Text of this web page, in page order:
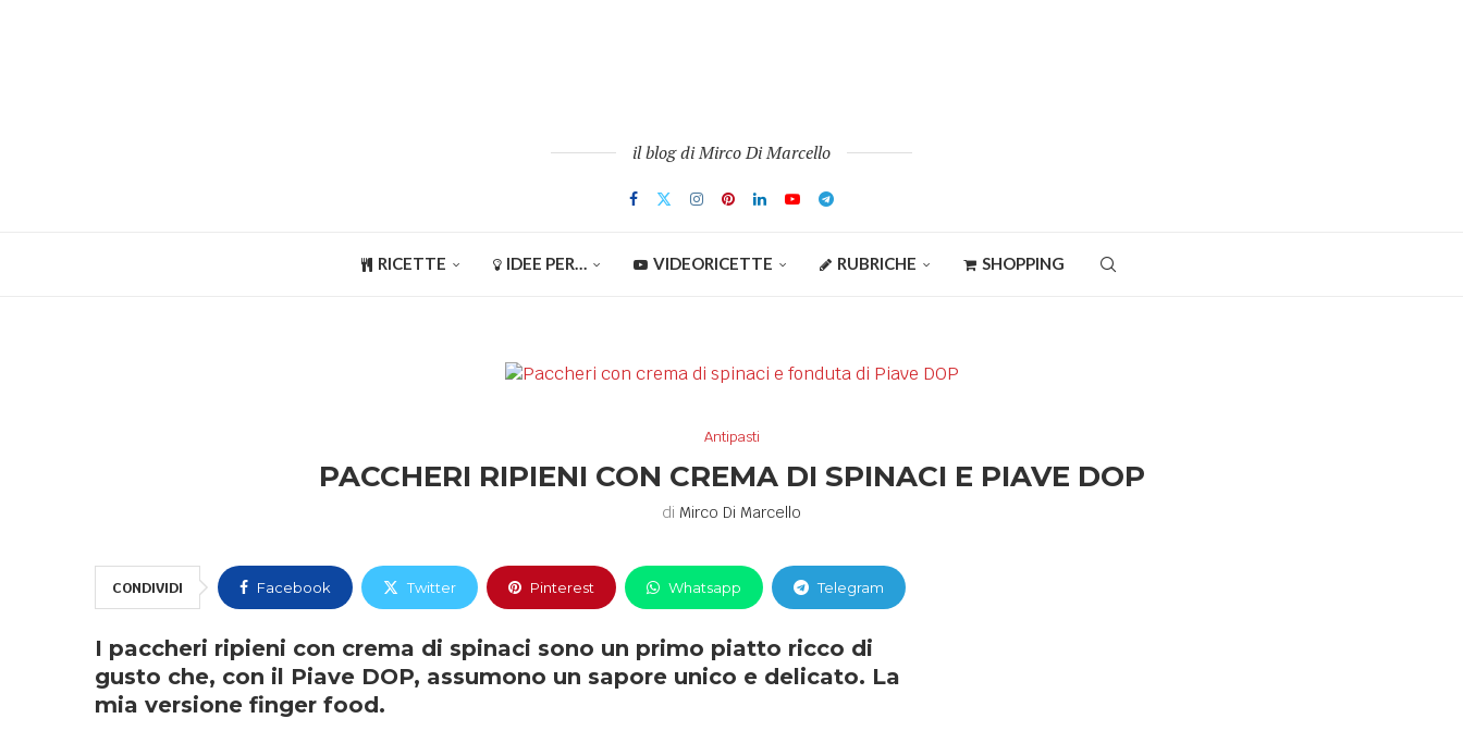
il blog di Mirco Di Marcello
RICETTE IDEE PER… VIDEORICETTE RUBRICHE SHOPPING
Antipasti
PACCHERI RIPIENI CON CREMA DI SPINACI E PIAVE DOP
di Mirco Di Marcello
CONDIVIDI Facebook Twitter Pinterest Whatsapp Telegram
I paccheri ripieni con crema di spinaci sono un primo piatto ricco di
gusto che, con il Piave DOP, assumono un sapore unico e delicato. La
mia versione finger food.